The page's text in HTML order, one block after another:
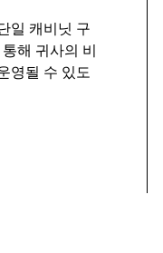
일 캐비닛 구
해 귀사의 비
영될 수 있도